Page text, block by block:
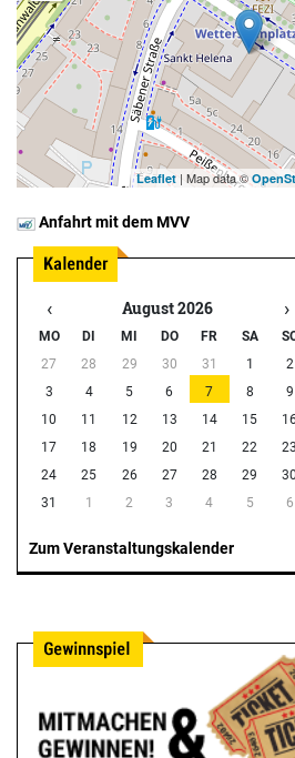
Leaflet | Map data ©
Anfahrt mit dem MVV
‹ August 2026 ›
MO DI MI DO FR SA
27
28 29 30 31 1
2
3
4 5 6 7 8
9
10
11 12 13 14 15
17
18 19 20 21 22
23
24
25 26 27 28 29
30
31
1 2 3 4 5 6
Zum Veranstaltungskalender